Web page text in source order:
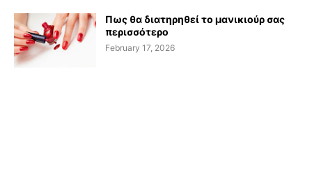
Πως θα διατηρηθεί το μανικιούρ σας
περισσότερο
February 17, 2026